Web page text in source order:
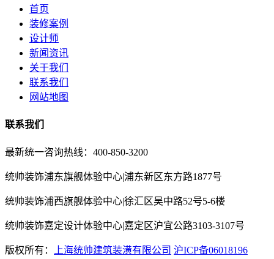
首页
装修案例
设计师
新闻资讯
关于我们
联系我们
网站地图
联系我们
最新统一咨询热线：400-850-3200
统帅装饰浦东旗舰体验中心|浦东新区东方路1877号
统帅装饰浦西旗舰体验中心|徐汇区吴中路52号5-6楼
统帅装饰嘉定设计体验中心|嘉定区沪宜公路3103-3107号
版权所有： 上海统帅建筑装潢有限公司 沪ICP备06018196